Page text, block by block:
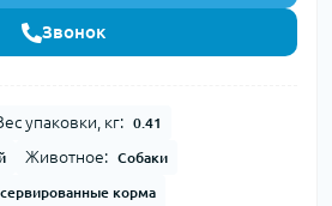
Звонок
упаковки, кг: 0.41
Животное: Собаки
корма